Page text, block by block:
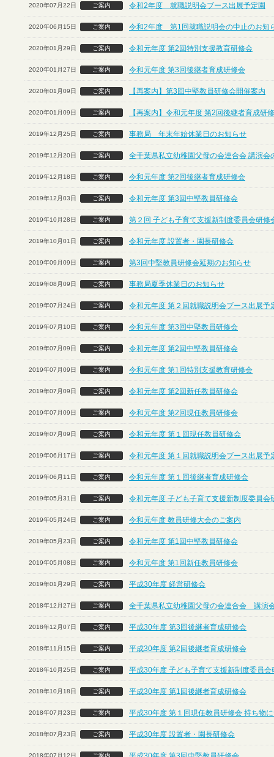
2020年07月22日 ご案内 令和2年度 就職説明会ブース出展予定園
2020年06月15日 ご案内 令和2年度 第1回就職説明会の中止のお知
2020年01月29日 ご案内 令和元年度 第2回特別支援教育研修会
2020年01月27日 ご案内 令和元年度 第3回後継者育成研修会
2020年01月09日 ご案内 【再案内】第3回中堅教員研修会開催案内
2020年01月09日 ご案内 【再案内】令和元年度 第2回後継者育成研
2019年12月25日 ご案内 事務局 年末年始休業日のお知らせ
2019年12月20日 ご案内 全千葉県私立幼稚園父母の会連合会 講演会
2019年12月18日 ご案内 令和元年度 第2回後継者育成研修会
2019年12月03日 ご案内 令和元年度 第3回中堅教員研修会
2019年10月28日 ご案内 第２回 子ども子育て支援新制度委員会研修
2019年10月01日 ご案内 令和元年度 設置者・園長研修会
2019年09月09日 ご案内 第3回中堅教員研修会延期のお知らせ
2019年08月09日 ご案内 事務局夏季休業日のお知らせ
2019年07月24日 ご案内 令和元年度 第２回就職説明会ブース出展
2019年07月10日 ご案内 令和元年度 第3回中堅教員研修会
2019年07月09日 ご案内 令和元年度 第2回中堅教員研修会
2019年07月09日 ご案内 令和元年度 第1回特別支援教育研修会
2019年07月09日 ご案内 令和元年度 第2回新任教員研修会
2019年07月09日 ご案内 令和元年度 第2回現任教員研修会
2019年07月09日 ご案内 令和元年度 第１回現任教員研修会
2019年06月17日 ご案内 令和元年度 第１回就職説明会ブース出展予
2019年06月11日 ご案内 令和元年度 第１回後継者育成研修会
2019年05月31日 ご案内 令和元年度 子ども子育て支援新制度委員会
2019年05月24日 ご案内 令和元年度 教員研修大会のご案内
2019年05月23日 ご案内 令和元年度 第1回中堅教員研修会
2019年05月08日 ご案内 令和元年度 第1回新任教員研修会
2019年01月29日 ご案内 平成30年度 経営研修会
2018年12月27日 ご案内 全千葉県私立幼稚園父母の会連合会 講演
2018年12月07日 ご案内 平成30年度 第3回後継者育成研修会
2018年11月15日 ご案内 平成30年度 第2回後継者育成研修会
2018年10月25日 ご案内 平成30年度 子ども子育て支援新制度委員会
2018年10月18日 ご案内 平成30年度 第1回後継者育成研修会
2018年07月23日 ご案内 平成30年度 第１回現任教員研修会 持ち物
2018年07月23日 ご案内 平成30年度 設置者・園長研修会
2018年07月12日 ご案内